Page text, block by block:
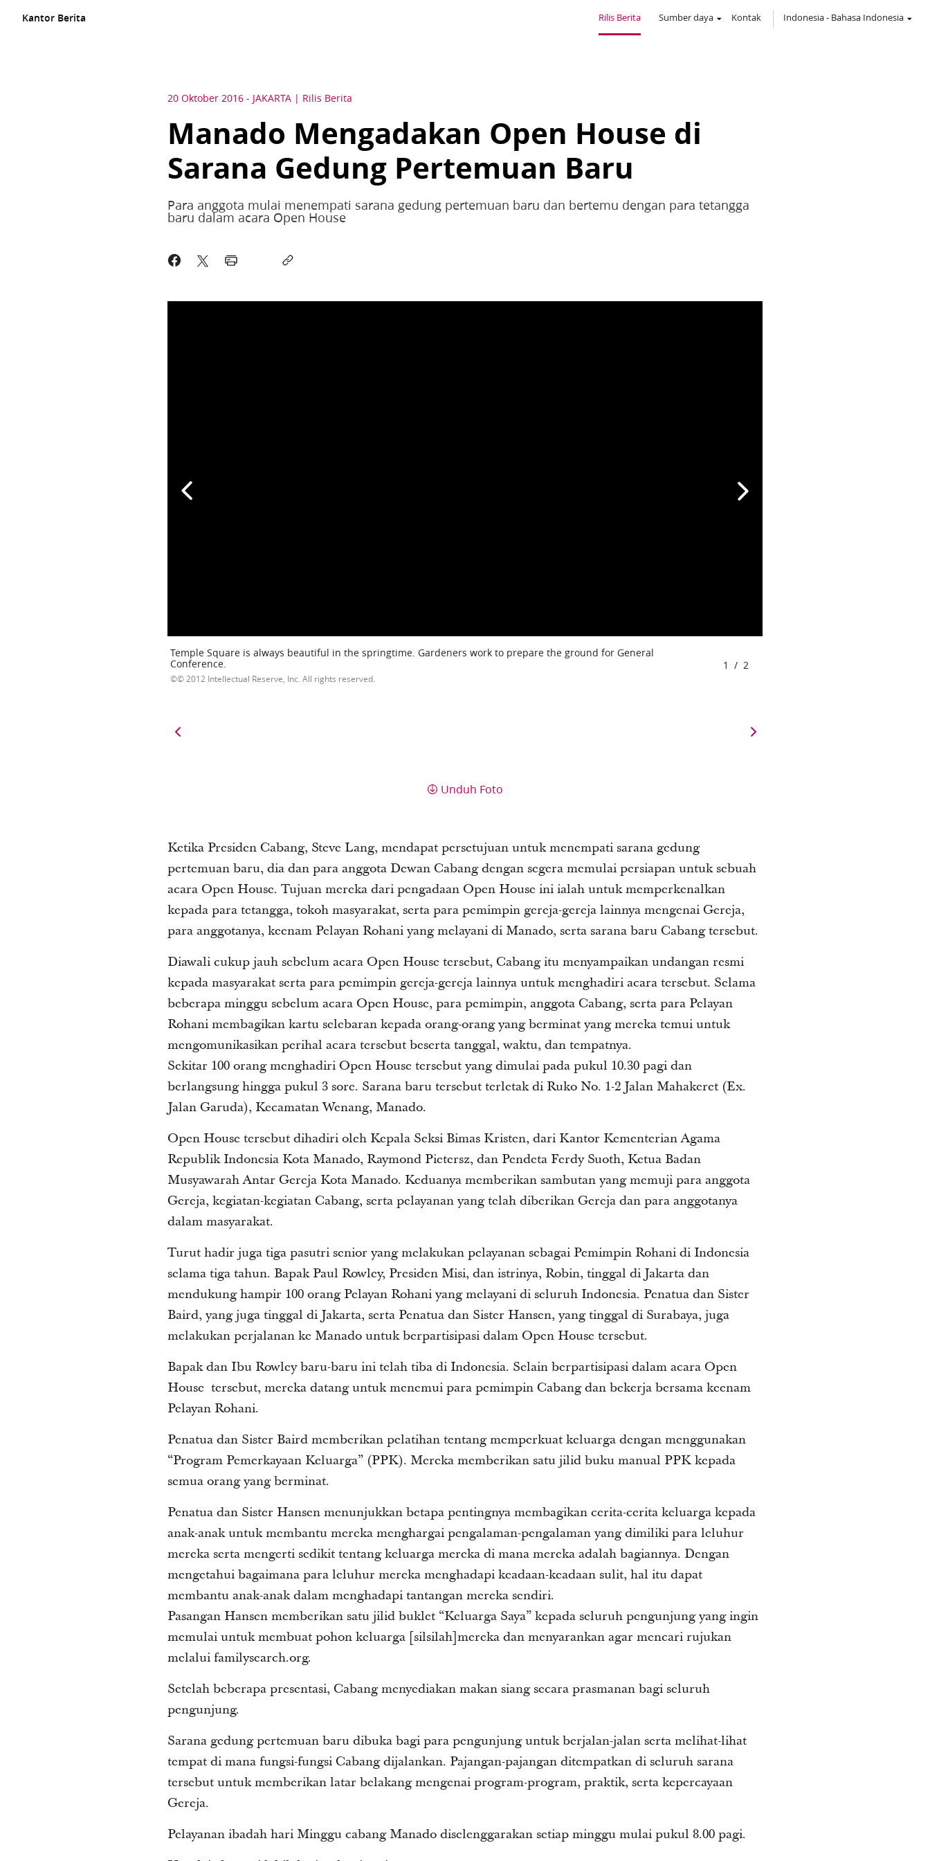
Kantor Berita Rilis Berita Sumber daya Kontak Indonesia- Bahasa Indonesia
20 Oktober 2016 - JAKARTA Rilis Berita
Manado Mengadakan Open House di
Sarana Gedung Pertemuan Baru
Para anggota mulai menempati sarana gedung pertemuan baru dan bertemu dengan para tetangga
baru dalam acara Open House
Temple Square is always beautiful in the springtime. Gardeners work to prepare the ground for General
Conference.
© 2012 Intellectual Reserve, Inc. All rights reserved.
1 / 2
Unduh Foto
Ketika Presiden Cabang, Steve Lang, mendapat persetujuan untuk menempati sarana gedung
pertemuan baru, dia dan para anggota Dewan Cabang dengan segera memulai persiapan untuk sebuah
acara Open House. Tujuan mereka dari pengadaan Open House ini ialah untuk memperkenalkan
kepada para tetangga, tokoh masyarakat, serta para pemimpin gereja-gereja lainnya mengenai Gereja,
para anggotanya, keenam Pelayan Rohani yang melayani di Manado, serta sarana baru Cabang tersebut.
Diawali cukup jauh sebelum acara Open House tersebut, Cabang itu menyampaikan undangan resmi
kepada masyarakat serta para pemimpin gereja-gereja lainnya untuk menghadiri acara tersebut. Selama
beberapa minggu sebelum acara Open House, para pemimpin, anggota Cabang, serta para Pelayan
Rohani ​membagikan kartu selebaran kepada orang-orang yang berminat yang mereka temui untuk
mengomunikasikan perihal acara tersebut beserta tanggal, waktu, dan tempatnya.
Sekitar 100 orang menghadiri Open House tersebut yang dimulai pada pukul 10.30 pagi dan
berlangsung hingga pukul 3 sore. Sarana baru tersebut terletak di Ruko No. 1-2 Jalan Mahakeret (Ex.
Jalan Garuda), Kecamatan Wenang, Manado.
Open House tersebut dihadiri oleh Kepala Seksi Bimas Kristen, dari Kantor Kementerian Agama
Republik Indonesia Kota Manado, Raymond Pietersz, dan Pendeta Ferdy Suoth, Ketua Badan
Musyawarah Antar Gereja Kota Manado. Keduanya memberikan sambutan yang memuji para anggota
Gereja, kegiatan-kegiatan Cabang, serta pelayanan yang telah diberikan Gereja dan para anggotanya
dalam masyarakat.
Turut hadir juga tiga pasutri senior yang melakukan pelayanan sebagai Pemimpin Rohani di Indonesia
selama tiga tahun. Bapak Paul Rowley, Presiden Misi, dan istrinya, Robin, tinggal di Jakarta dan
mendukung hampir 100 orang Pelayan Rohani yang melayani di seluruh Indonesia. Penatua dan Sister
Baird, yang juga tinggal di Jakarta, serta Penatua dan Sister Hansen, yang tinggal di Surabaya, juga
melakukan perjalanan ke Manado untuk berpartisipasi dalam Open House tersebut.
Bapak dan Ibu Rowley baru-baru ini telah tiba di Indonesia. Selain berpartisipasi dalam acara Open
House tersebut, mereka datang untuk menemui para pemimpin Cabang dan bekerja bersama keenam
Pelayan Rohani.
Penatua dan Sister Baird memberikan pelatihan tentang memperkuat keluarga dengan menggunakan
“Program Pemerkayaan Keluarga” (PPK). Mereka memberikan satu jilid buku manual PPK kepada
semua orang yang berminat.
Penatua dan Sister Hansen menunjukkan betapa pentingnya membagikan cerita-cerita keluarga kepada
anak-anak untuk membantu mereka menghargai pengalaman-pengalaman yang dimiliki para leluhur
mereka serta mengerti sedikit tentang keluarga mereka di mana mereka adalah bagiannya. Dengan
mengetahui bagaimana para leluhur mereka menghadapi keadaan-​keadaan sulit, hal itu dapat
membantu anak-anak dalam menghadapi tantangan mereka sendiri.
Pasangan Hansen memberikan satu jilid buklet “Keluarga Saya” kepada seluruh pengunjung yang ingin
memulai untuk membuat pohon keluarga [silsilah]mereka dan menyarankan agar mencari rujukan
melalui familysearch.org.
Setelah beberapa presentasi, Cabang menyediakan makan siang secara prasmanan bagi seluruh
pengunjung.
Sarana gedung pertemuan baru dibuka bagi para pengunjung untuk berjalan-jalan serta melihat-lihat
tempat di mana fungsi-fungsi Cabang dijalankan. Pajangan-pajangan ditempatkan di seluruh sarana
tersebut untuk memberikan latar belakang mengenai program-program, praktik, serta kepercayaan
Gereja.
Pelayanan ibadah hari Minggu cabang Manado diselenggarakan setiap minggu mulai pukul 8.00 pagi.